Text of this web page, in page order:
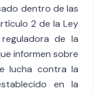
dentro de las
2 de la Ley
de la
informen sobre
lucha contra la
en la